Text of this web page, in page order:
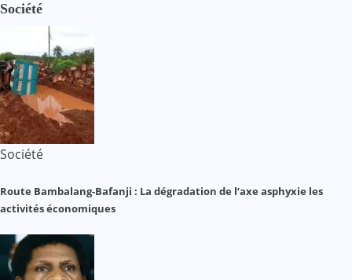
Société
Société
Route Bambalang-Bafanji : La dégradation de l’axe asphyxie les
activités économiques